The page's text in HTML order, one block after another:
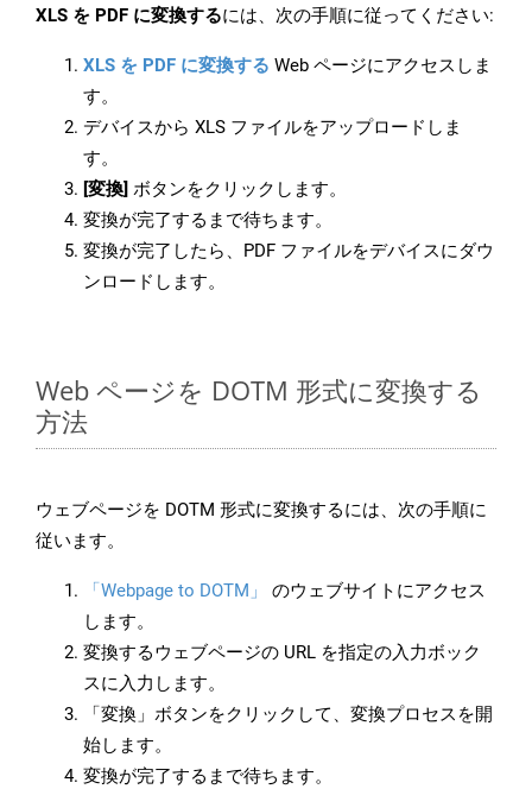
XLS を PDF に変換するには、次の手順に従ってください:
XLS を PDF に変換する Web ページにアクセスしま
す。
デバイスから XLS ファイルをアップロードしま
す。
[変換] ボタンをクリックします。
変換が完了するまで待ちます。
変換が完了したら、PDF ファイルをデバイスにダウ
ンロードします。
Web ページを DOTM 形式に変換する
方法
ウェブページを DOTM 形式に変換するには、次の手順に
従います。
「Webpage to DOTM」
のウェブサイトにアクセス
します。
変換するウェブページの URL を指定の入力ボック
スに入力します。
「変換」ボタンをクリックして、変換プロセスを開
始します。
変換が完了するまで待ちます。